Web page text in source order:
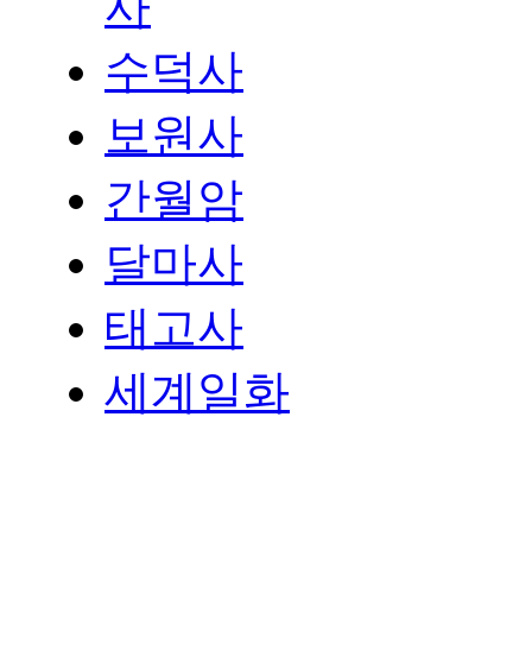
수덕사
보원사
간월암
달마사
태고사
세계일화